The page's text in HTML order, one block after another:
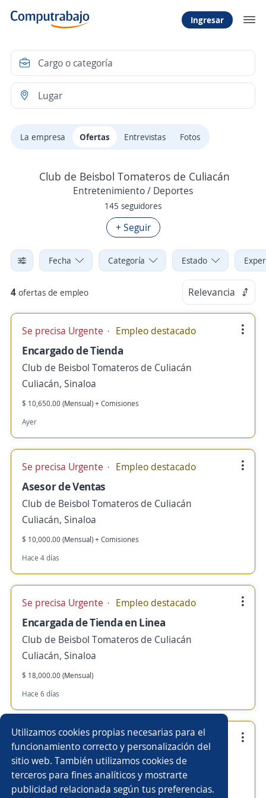
Utilizamos cookies propias necesarias para el
funcionamiento correcto y personalización del
sitio web. También utilizamos cookies de
terceros para fines analíticos y mostrarte
publicidad relacionada según tus preferencias.
Ingresar
La empresa Ofertas Entrevistas Fotos
Club de Beisbol Tomateros de Culiacán
Entretenimiento / Deportes
145 seguidores
+ Seguir
Fecha Categoría Estado
4 ofertas de empleo Relevancia
Se precisa Urgente Empleo destacado
Encargado de Tienda
Club de Beisbol Tomateros de Culiacán
Culiacán, Sinaloa
$ 10,650.00 (Mensual) + Comisiones
Ayer
Se precisa Urgente Empleo destacado
Asesor de Ventas
Club de Beisbol Tomateros de Culiacán
Culiacán, Sinaloa
$ 10,000.00 (Mensual) + Comisiones
Hace 4 días
Se precisa Urgente Empleo destacado
Encargada de Tienda en Linea
Club de Beisbol Tomateros de Culiacán
Culiacán, Sinaloa
$ 18,000.00 (Mensual)
Hace 6 días
Se precisa Urgente Empleo destacado
Ejecutivo de Patrocinios
Club de Beisbol Tomateros de Culiacán
Cuauhtémoc, Ciudad de México DF